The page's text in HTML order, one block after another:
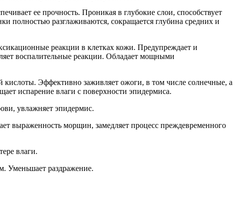
ее прочность. Проникая в глубокие слои, способствует
полностью разглаживаются, сокращается глубина средних и
реакции в клетках кожи. Предупреждает и
воспалительные реакции. Обладает мощными
Эффективно заживляет ожоги, в том числе солнечные, а
испарение влаги с поверхности эпидермиса.
увлажняет эпидермис.
выраженность морщин, замедляет процесс преждевременного
влаги.
Уменьшает раздражение.